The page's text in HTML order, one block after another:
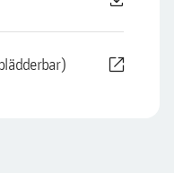
open_in_new